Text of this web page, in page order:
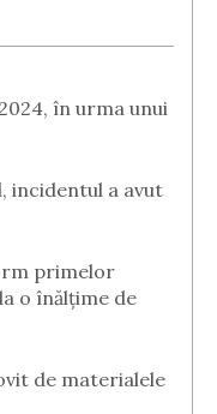
în urma unui
incidentul a avut
primelor
o înălțime de
de materialele